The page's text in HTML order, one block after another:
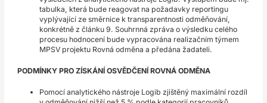
tabulka, která bude reagovat na požadavky reportingu
vyplývající ze směrnice k transparentnosti odměňování,
konkrétně z článku 9. Souhrnná zpráva o výsledku celého
procesu hodnocení bude vypracována realizačním týmem
MPSV projektu Rovná odměna a předána žadateli.
PODMÍNKY PRO ZÍSKÁNÍ OSVĚDČENÍ ROVNÁ ODMĚNA
Pomocí analytického nástroje Logib zjištěný maximální rozdíl